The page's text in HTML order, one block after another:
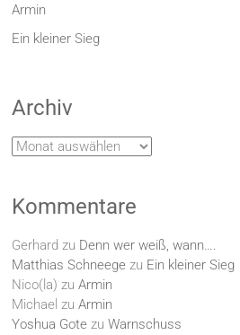
Armin
Ein kleiner Sieg
Archiv
Archiv
Kommentare
Gerhard zu Denn wer weiß, wann….
Matthias Schneege zu Ein kleiner Sieg
Nico(la) zuArmin
Michael zuArmin
Yoshua Gote zuWarnschuss